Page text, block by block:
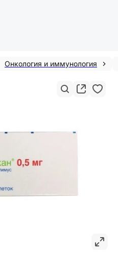
Онкология и иммунология